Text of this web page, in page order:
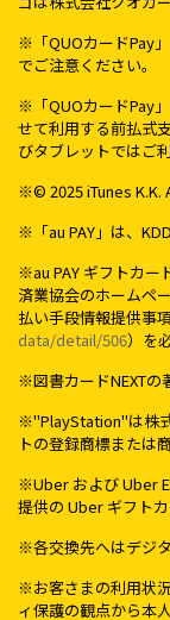
※「QUOカードPay
でご注意ください。
※「QUOカードPay
せて利用する前払式
びタブレットではご
※© 2025 iTunes
※「au PAY」は、
※au PAY ギフトカー
済業協会のホームペ
払い手段情報提供事
data/detail/506）を
※図書カードNEXTの
※"PlayStation"は株
トの登録商標または商
※Uber および Uber
提供の Uber ギフトカ
※各交換先へはデジ
※お客さまの利用状
ィ保護の観点から本